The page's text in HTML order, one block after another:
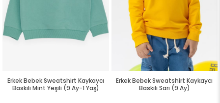
Erkek Bebek Sweatshirt Kaykaycı
Baskılı Mint Yeşili (9 Ay-1 Yaş)
Erkek Bebek Sweatshirt Kaykaycı
Baskılı Sarı (9 Ay)